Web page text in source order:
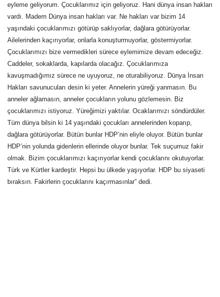
eyleme geliyorum. Çocuklarımız için geliyoruz. Hani dünya insan hakları
vardı. Madem Dünya insan hakları var. Ne hakları var bizim 14
yaşındaki çocuklarımızı götürüp saklıyorlar, dağlara götürüyorlar.
Ailelerinden kaçırıyorlar, onlarla konuşturmuyorlar, göstermiyorlar.
Çocuklarımızı bize vermedikleri sürece eylemimize devam edeceğiz.
Caddeler, sokaklarda, kapılarda olacağız. Çocuklarımıza
kavuşmadığımız sürece ne uyuyoruz, ne oturabiliyoruz. Dünya İnsan
Hakları savunucuları desin ki yeter. Annelerin yüreği yanmasın. Bu
anneler ağlamasın, anneler çocukların yolunu gözlemesin. Biz
çocuklarımızı istiyoruz. Yüreğimizi yaktılar. Ocaklarımızı söndürdüler.
Tüm dünya bilsin ki 14 yaşındaki çocukları annelerinden koparıp,
dağlara götürüyorlar. Bütün bunlar HDP’nin eliyle oluyor. Bütün bunlar
HDP’nin yolunda gidenlerin ellerinde oluyor bunlar. Tek suçumuz fakir
olmak. Bizim çocuklarımızı kaçırıyorlar kendi çocuklarını okutuyorlar.
Türk ve Kürtler kardeştir. Hepsi bu ülkede yaşıyorlar. HDP bu siyaseti
bıraksın. Fakirlerin çocuklarını kaçırmasınlar” dedi.